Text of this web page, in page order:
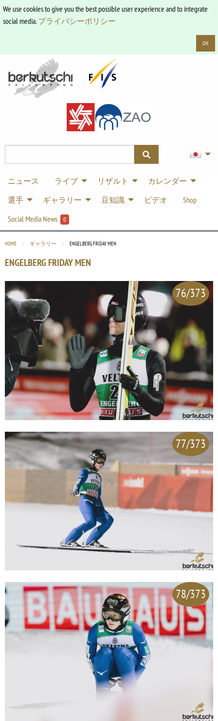
We use cookies to give you the best possible user experience and to integrate
social media.プライバシーポリシー
OK
ニュース ライブ リザルト
カレンダー
選手
ギャラリー 豆知識 ビデオ
Shop
Social Media News
0
HOME ギャラリー CURRENT:
ENGELBERG FRIDAY MEN
ENGELBERG FRIDAY MEN
76/373
77/373
78/373